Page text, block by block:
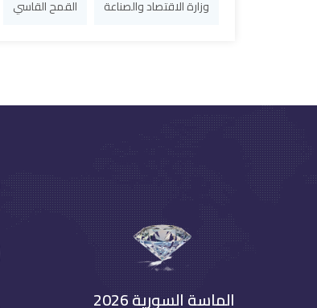
وزارة الاقتصاد والصناعة القمح القاسي
الماسة السورية 2026